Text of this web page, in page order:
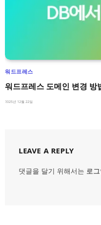
워드프레스
워드프레스 도메인 변경 방
2025년 12월 22일
LEAVE A REPLY
댓글을 달기 위해서는 로